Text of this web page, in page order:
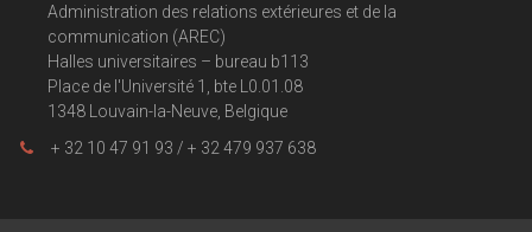
Administration des relations extérieures et de la
communication (AREC)
Halles universitaires – bureau b113
Place de l'Université 1, bte L0.01.08
1348 Louvain-la-Neuve, Belgique
+ 32 10 47 91 93 / + 32 479 937 638